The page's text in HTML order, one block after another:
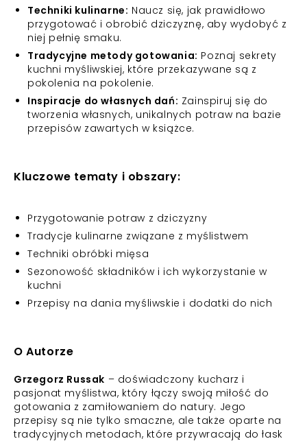
Techniki kulinarne: Naucz się, jak prawidłowo
przygotować i obrobić dziczyznę, aby wydobyć z
niej pełnię smaku.
Tradycyjne metody gotowania: Poznaj sekrety
kuchni myśliwskiej, które przekazywane są z
pokolenia na pokolenie.
Inspiracje do własnych dań: Zainspiruj się do
tworzenia własnych, unikalnych potraw na bazie
przepisów zawartych w książce.
Kluczowe tematy i obszary:
Przygotowanie potraw z dziczyzny
Tradycje kulinarne związane z myślistwem
Techniki obróbki mięsa
Sezonowość składników i ich wykorzystanie w
kuchni
Przepisy na dania myśliwskie i dodatki do nich
O Autorze
Grzegorz Russak – doświadczony kucharz i
pasjonat myślistwa, który łączy swoją miłość do
gotowania z zamiłowaniem do natury. Jego
przepisy są nie tylko smaczne, ale także oparte na
tradycyjnych metodach, które przywracają do łask